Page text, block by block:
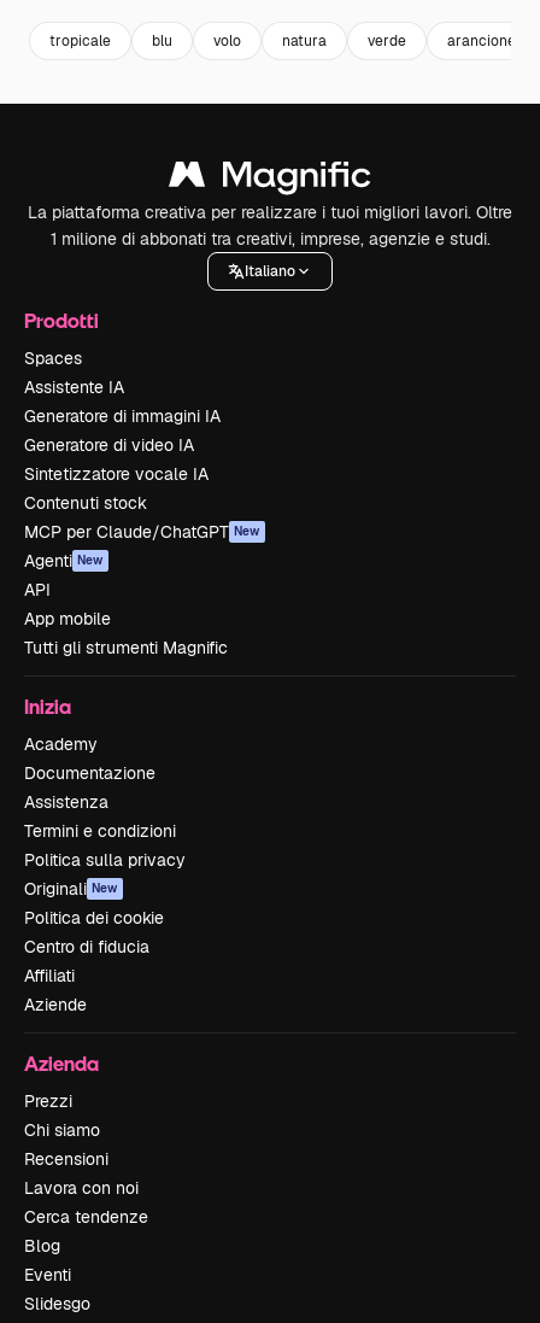
tropicale blu volo natura verde arancione
La piattaforma creativa per realizzare i tuoi migliori lavori. Oltre
1 milione di abbonati tra creativi, imprese, agenzie e studi.
Italiano
Prodotti
Spaces
Assistente IA
Generatore di immagini IA
Generatore di video IA
Sintetizzatore vocale IA
Contenuti stock
MCP per Claude/ChatGPT New
Agenti New
API
App mobile
Tutti gli strumenti Magnific
Inizia
Academy
Documentazione
Assistenza
Termini e condizioni
Politica sulla privacy
Originali New
Politica dei cookie
Centro di fiducia
Affiliati
Aziende
Azienda
Prezzi
Chi siamo
Recensioni
Lavora con noi
Cerca tendenze
Blog
Eventi
Slidesgo